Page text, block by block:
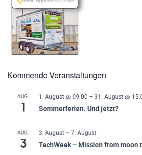
Kommende Veranstaltungen
AUG.
1
1. August @ 09:00 – 31. August @
Sommerferien. Und jetzt?
AUG.
3
3. August – 7. August
TechWeek – Mission from moon